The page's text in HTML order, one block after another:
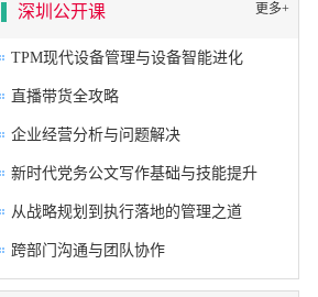
深圳公开课 更多+
TPM现代设备管理与设备智能进化
直播带货全攻略
企业经营分析与问题解决
新时代党务公文写作基础与技能提升
从战略规划到执行落地的管理之道
跨部门沟通与团队协作